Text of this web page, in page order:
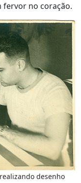
fervor no coração.
desenho